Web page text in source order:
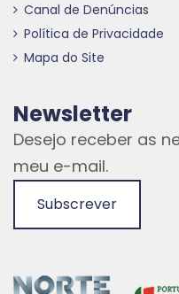
Canal de Denúncias
Política de Privacidade
Mapa do Site
Newsletter
Desejo receber as
meu e-mail.
Subscrever
Hiperligação externa